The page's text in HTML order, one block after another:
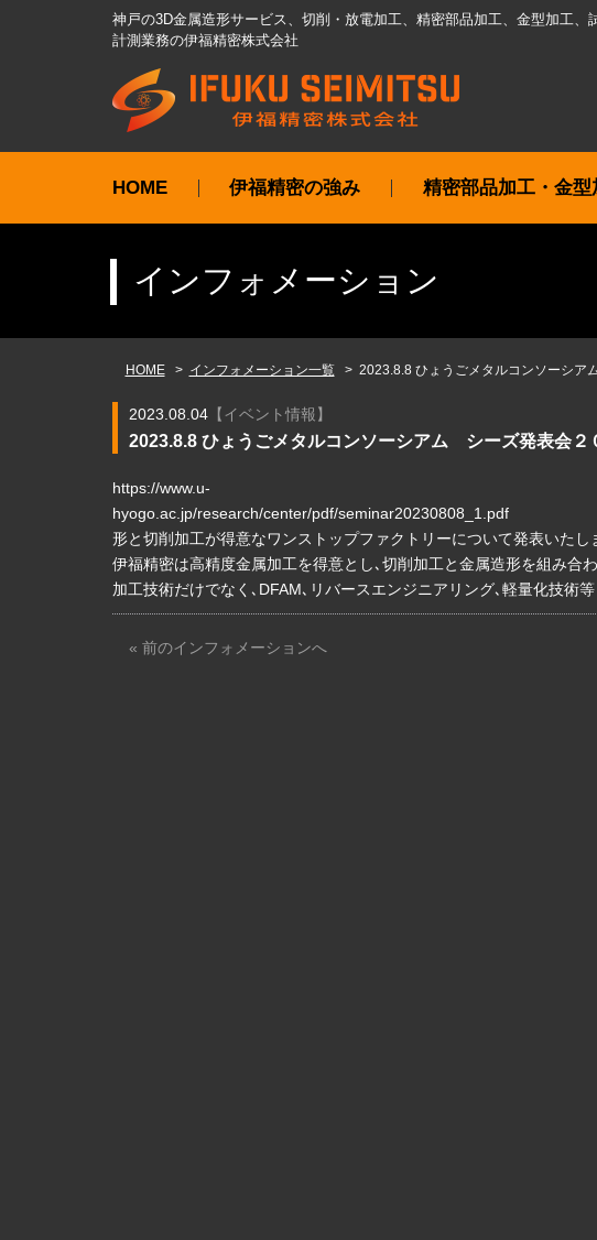
神戸の3D金属造形サービス、切削・放電加工、精密部品加工、金型加工、
計測業務の伊福精密株式会社
HOME 伊福精密の強み 精密部品加工・金型
インフォメーション
HOME インフォメーション一覧 2023.8.8 ひょうごメタルコンソーシ
2023.08.04【イベント情報】
2023.8.8 ひょうごメタルコンソーシアム シーズ発表会２
https://www.u-
hyogo.ac.jp/research/center/pdf/
形と切削加工が得意なワンストップファクトリーについて発表いたし
伊福精密は高精度金属加工を得意とし､切削加工と金属造形を組み合
加工技術だけでなく､DFAM､リバースエンジニアリング､軽量化技術等
« 前のインフォメーションへ